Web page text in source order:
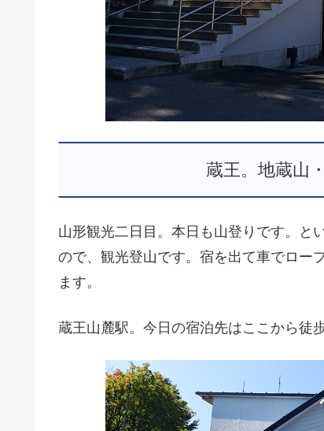
蔵王。地蔵山
山形観光二日目。本日も山登りです。と
ので、観光登山です。宿を出て車でロー
ます。
蔵王山麓駅。今日の宿泊先はここから徒